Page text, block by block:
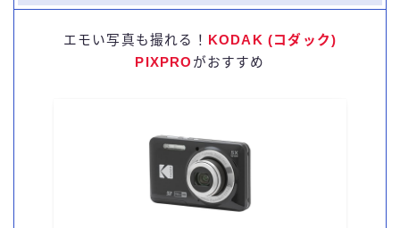
エモい写真も撮れる！ KODAK (コダック)
PIXPRO がおすすめ